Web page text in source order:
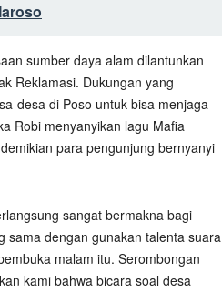
sumber daya alam dilantunkan
Reklamasi. Dukungan yang
desa di Poso untuk bisa menjaga
Robi menyanyikan lagu Mafia
para pengunjung bernyanyi
sangat bermakna bagi
sama dengan gunakan talenta suara
malam itu. Serombongan
kami bahwa bicara soal desa